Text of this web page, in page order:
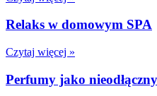
Relaks w domowym SPA
Czytaj więcej »
Perfumy jako